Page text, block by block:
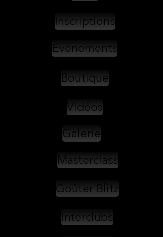
Inscriptions
Événements
Boutique
Vidéos
Masterclass
Goûter Blitz
Interclubs
Galerie